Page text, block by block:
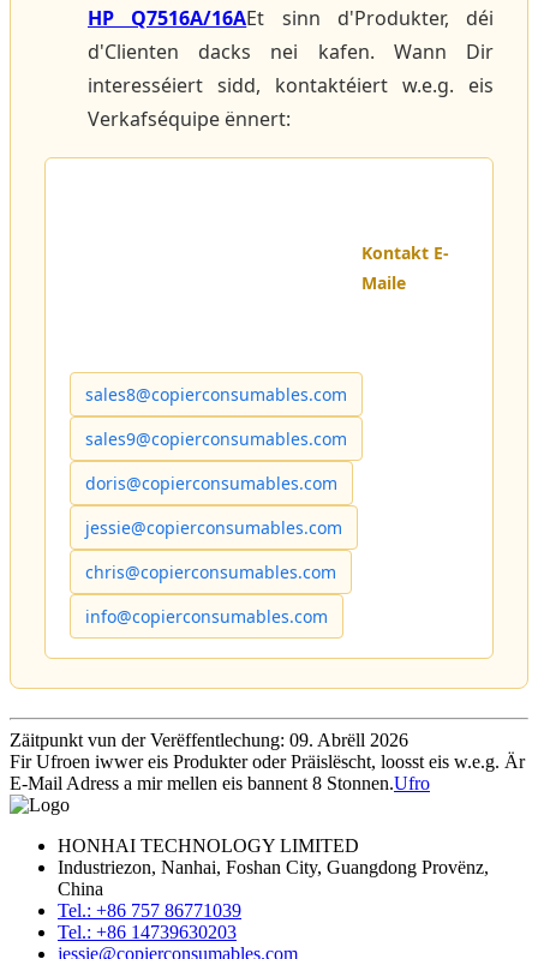
HP Q7516A/16AEt sinn d'Produkter, déi
d'Clienten dacks nei kafen. Wann Dir
interesséiert sidd, kontaktéiert w.e.g. eis
Verkafséquipe ënnert:
Kontakt E-
Maile
sales8@copierconsumables.com
sales9@copierconsumables.com
doris@copierconsumables.com
jessie@copierconsumables.com
chris@copierconsumables.com
info@copierconsumables.com
Zäitpunkt vun der Verëffentlechung: 09. Abrëll 2026
Fir Ufroen iwwer eis Produkter oder Präislëscht, loosst eis w.e.g. Är
E-Mail Adress a mir mellen eis bannent 8 Stonnen.Ufro
HONHAI TECHNOLOGY LIMITED
Industriezon, Nanhai, Foshan City, Guangdong Provënz,
China
Tel.: +86 757 86771039
Tel.: +86 14739630203
jessie@copierconsumables.com